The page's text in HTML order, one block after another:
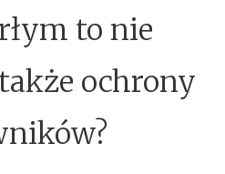
to nie
ochrony